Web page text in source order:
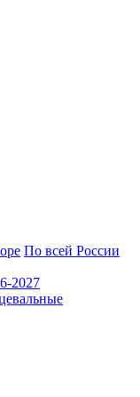
По всей России
2027